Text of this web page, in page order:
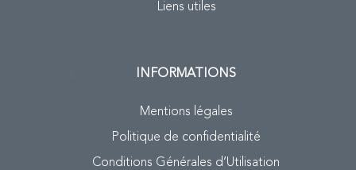
Liens utiles
INFORMATIONS
Mentions légales
Politique de confidentialité
Conditions Générales d’Utilisation